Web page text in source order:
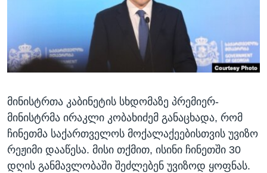
ᲙᲣᲚᲢᲣᲠᲐ
ᲓᲔᲖᲘᲜᲤᲝᲠᲛᲐᲪᲘᲐ
ენები
მინისტრთა კაბინეტის სხდომაზე პრემიერ-
მინისტრმა ირაკლი კობახიძემ განაცხადა, რომ
ჩინეთმა საქართველოს მოქალაქეებისთვის უვიზო
რეჟიმი დააწესა. მისი თქმით, ისინი ჩინეთში 30
დღის განმავლობაში შეძლებენ უვიზოდ ყოფნას.